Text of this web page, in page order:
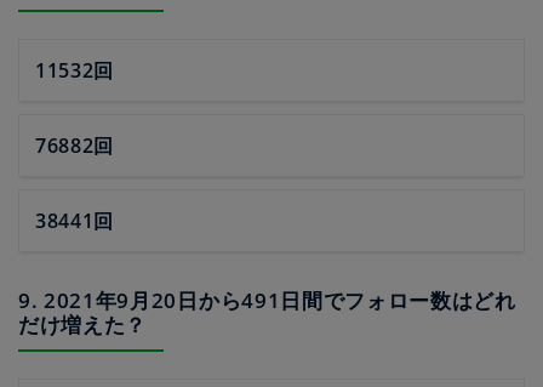
11532回
76882回
38441回
9. 2021年9月20日から491日間でフォロー数はどれ
だけ増えた？